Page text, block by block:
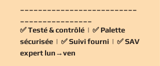
✅Testé & contrôlé | ✅ Palette
sécurisée | ✅Suivi fourni | ✅SAV
expert lun→ven